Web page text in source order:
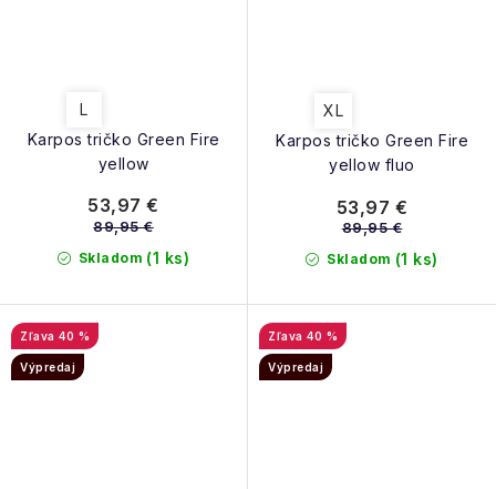
Karpos tričko Green Fire
yellow
L
Skladom (1 ks)
53,97 €
89,95 €
Karpos tričko Green Fire
yellow fluo
XL
Skladom (1 ks)
53,97 €
89,95 €
40 %
Výpredaj
40 %
Výpredaj